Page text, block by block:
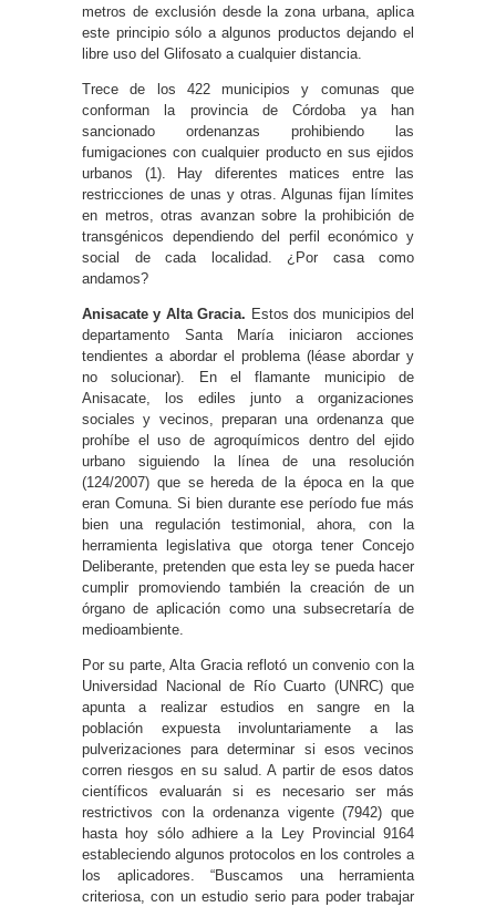
metros de exclusión desde la zona urbana, aplica
este principio sólo a algunos productos dejando el
libre uso del Glifosato a cualquier distancia.
Trece de los 422 municipios y comunas que
conforman la provincia de Córdoba ya han
sancionado ordenanzas prohibiendo las
fumigaciones con cualquier producto en sus ejidos
urbanos (1). Hay diferentes matices entre las
restricciones de unas y otras. Algunas fijan límites
en metros, otras avanzan sobre la prohibición de
transgénicos dependiendo del perfil económico y
social de cada localidad. ¿Por casa como
andamos?
Anisacate y Alta Gracia. Estos dos municipios del
departamento Santa María iniciaron acciones
tendientes a abordar el problema (léase abordar y
no solucionar). En el flamante municipio de
Anisacate, los ediles junto a organizaciones
sociales y vecinos, preparan una ordenanza que
prohíbe el uso de agroquímicos dentro del ejido
urbano siguiendo la línea de una resolución
(124/2007) que se hereda de la época en la que
eran Comuna. Si bien durante ese período fue más
bien una regulación testimonial, ahora, con la
herramienta legislativa que otorga tener Concejo
Deliberante, pretenden que esta ley se pueda hacer
cumplir promoviendo también la creación de un
órgano de aplicación como una subsecretaría de
medioambiente.
Por su parte, Alta Gracia reflotó un convenio con la
Universidad Nacional de Río Cuarto (UNRC) que
apunta a realizar estudios en sangre en la
población expuesta involuntariamente a las
pulverizaciones para determinar si esos vecinos
corren riesgos en su salud. A partir de esos datos
científicos evaluarán si es necesario ser más
restrictivos con la ordenanza vigente (7942) que
hasta hoy sólo adhiere a la Ley Provincial 9164
estableciendo algunos protocolos en los controles a
los aplicadores. “Buscamos una herramienta
criteriosa, con un estudio serio para poder trabajar